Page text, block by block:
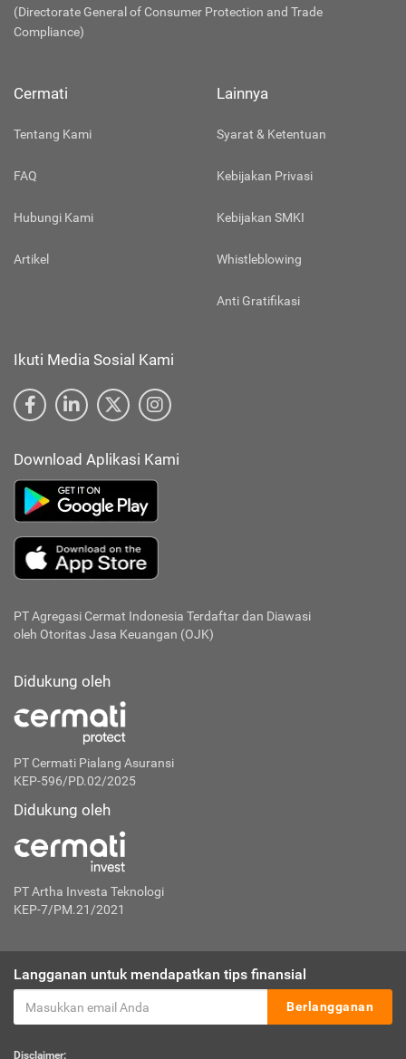
(Directorate General of Consumer Protection and Trade
Compliance)
Cermati
Tentang Kami
FAQ
Hubungi Kami
Artikel
Lainnya
Syarat & Ketentuan
Kebijakan Privasi
Kebijakan SMKI
Whistleblowing
Anti Gratifikasi
Ikuti Media Sosial Kami
Download Aplikasi Kami
PT Agregasi Cermat Indonesia Terdaftar dan Diawasi
oleh Otoritas Jasa Keuangan (OJK)
Didukung oleh
PT Cermati Pialang Asuransi
KEP-596/PD.02/2025
Didukung oleh
PT Artha Investa Teknologi
KEP-7/PM.21/2021
Langganan untuk mendapatkan tips finansial
Berlangganan
Disclaimer: